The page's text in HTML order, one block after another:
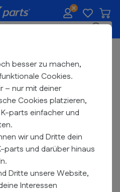
besser zu machen,
Cookies.
– nur mit deiner
Cookies platzieren,
parts einfacher und
wir und Dritte dein
parts und darüber hinaus
Dritte unsere Website,
Interessen